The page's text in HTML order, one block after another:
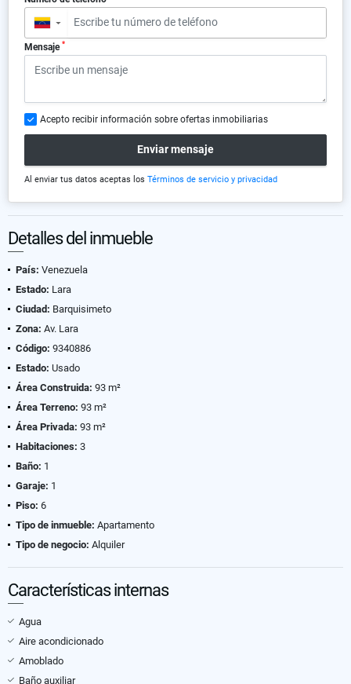
▼
Mensaje *
Acepto recibir información sobre ofertas inmobiliarias
Enviar mensaje
Al enviar tus datos aceptas los Términos de servicio y privacidad
Detalles del inmueble
País: Venezuela
Estado: Lara
Ciudad: Barquisimeto
Zona: Av. Lara
Código: 9340886
Estado: Usado
Área Construida: 93 m²
Área Terreno: 93 m²
Área Privada: 93 m²
Habitaciones: 3
Baño: 1
Garaje: 1
Piso: 6
Tipo de inmueble: Apartamento
Tipo de negocio: Alquiler
Características internas
Agua
Aire acondicionado
Amoblado
Baño auxiliar